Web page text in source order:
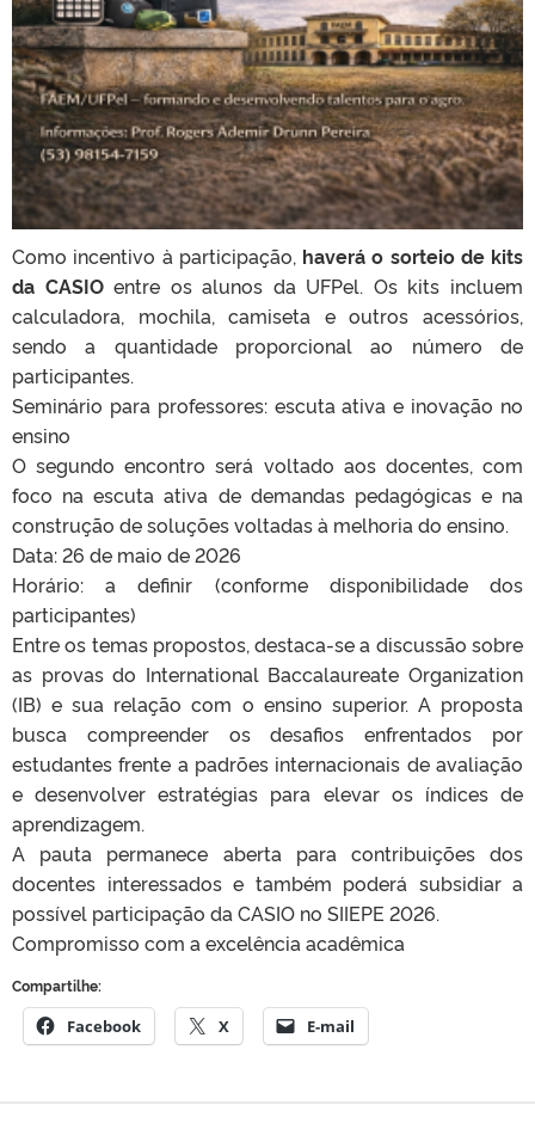
Como incentivo à participação, haverá o sorteio de kits
da CASIOentre os alunos da UFPel. Os kits incluem
calculadora, mochila, camiseta e outros acessórios,
sendo a quantidade proporcional ao número de
participantes.
Seminário para professores: escuta ativa e inovação no
ensino
O segundo encontro será voltado aos docentes, com
foco na escuta ativa de demandas pedagógicas e na
construção de soluções voltadas à melhoria do ensino.
Data: 26 de maio de 2026
Horário: a definir (conforme disponibilidade dos
participantes)
Entre os temas propostos, destaca-se a discussão sobre
as provas do International Baccalaureate Organization
(IB) e sua relação com o ensino superior. A proposta
busca compreender os desafios enfrentados por
estudantes frente a padrões internacionais de avaliação
e desenvolver estratégias para elevar os índices de
aprendizagem.
A pauta permanece aberta para contribuições dos
docentes interessados e também poderá subsidiar a
possível participação da CASIO no SIIEPE 2026.
Compromisso com a excelência acadêmica
Compartilhe:
Facebook X E-mail